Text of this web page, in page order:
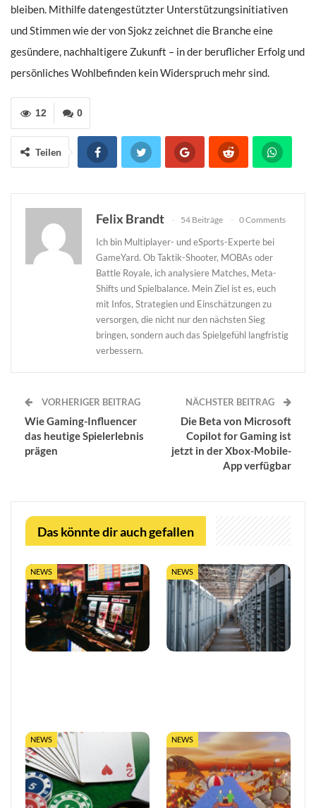
bleiben. Mithilfe datengestützter Unterstützungsinitiativen
und Stimmen wie der von Sjokz zeichnet die Branche eine
gesündere, nachhaltigere Zukunft – in der beruflicher Erfolg und
persönliches Wohlbefinden kein Widerspruch mehr sind.
0
12
Teilen
Felix Brandt 54 Beiträge 0 Comments
Ich bin Multiplayer- und eSports-Experte bei
GameYard. Ob Taktik-Shooter, MOBAs oder
Battle Royale, ich analysiere Matches, Meta-
Shifts und Spielbalance. Mein Ziel ist es, euch
mit Infos, Strategien und Einschätzungen zu
versorgen, die nicht nur den nächsten Sieg
bringen, sondern auch das Spielgefühl langfristig
verbessern.
VORHERIGER BEITRAG
Wie Gaming-Influencer
das heutige Spielerlebnis
prägen
NÄCHSTER BEITRAG
Die Beta von Microsoft
Copilot for Gaming ist
jetzt in der Xbox-Mobile-
App verfügbar
Das könnte dir auch gefallen
NEWS NEWS
NEWS NEWS